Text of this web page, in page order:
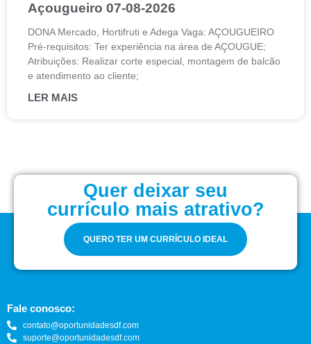
Açougueiro 07-08-2026
DONA Mercado, Hortifruti e Adega Vaga: AÇOUGUEIRO
Pré-requisitos: Ter experiência na área de AÇOUGUE;
Atribuições: Realizar corte especial, montagem de balcão
e atendimento ao cliente;
LER MAIS
Quer deixar seu
currículo mais atrativo?
QUERO TER UM CURRÍCULO IDEAL
Fale conosco:
contato@oportunidadesdf.com
suporte@oportunidadesdf.com